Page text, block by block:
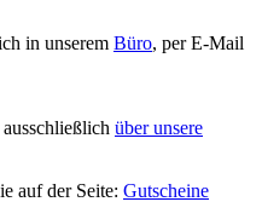
in unserem Büro, per E-Mail
über unsere
auf der Seite: Gutscheine